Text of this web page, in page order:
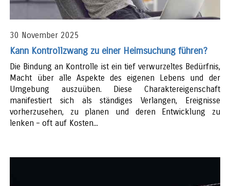
30 November 2025
Kann Kontrollzwang zu einer Heimsuchung führen?
Die Bindung an Kontrolle ist ein tief verwurzeltes Bedürfnis,
Macht über alle Aspekte des eigenen Lebens und der
Umgebung auszuüben. Diese Charaktereigenschaft
manifestiert sich als ständiges Verlangen, Ereignisse
vorherzusehen, zu planen und deren Entwicklung zu
lenken – oft auf Kosten...